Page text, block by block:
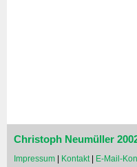
Christoph Neumüller
Impressum | Kontakt | E-Mail-